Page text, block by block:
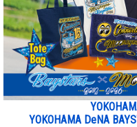
YOKOHAMA DeNA